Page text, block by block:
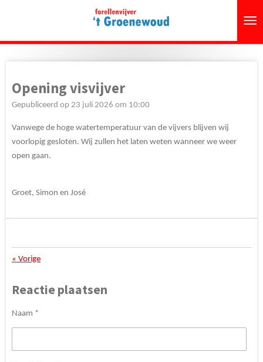
naar
Opening visvijver
Gepubliceerd op 23 juli 2026 om 10:00
Vanwege de hoge watertemperatuur van de vijvers blijven wij
voorlopig gesloten. Wij zullen het laten weten wanneer we weer
open gaan.
Groet, Simon en José
« Vorige
Reactie plaatsen
Naam *